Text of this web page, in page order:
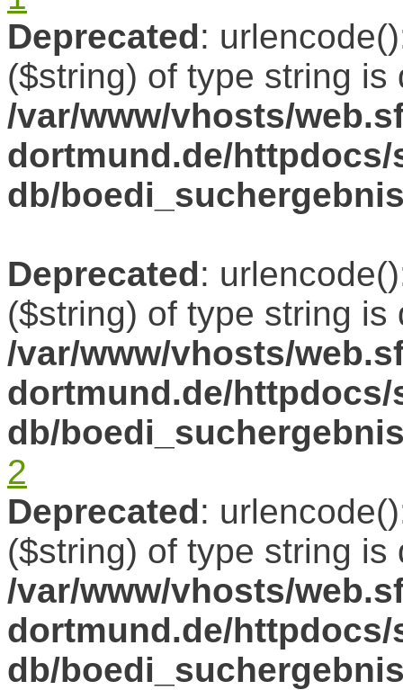
Deprecated:
($string) of type string is
/var/www/vhosts/
dortmund.de/httpdocs/
db/
Deprecated:
($string) of type string is
/var/www/vhosts/
dortmund.de/httpdocs/
db/
2
Deprecated:
($string) of type string is
/var/www/vhosts/
dortmund.de/httpdocs/
db/